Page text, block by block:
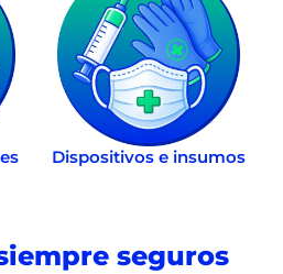
Dispositivos e insumos
seguros